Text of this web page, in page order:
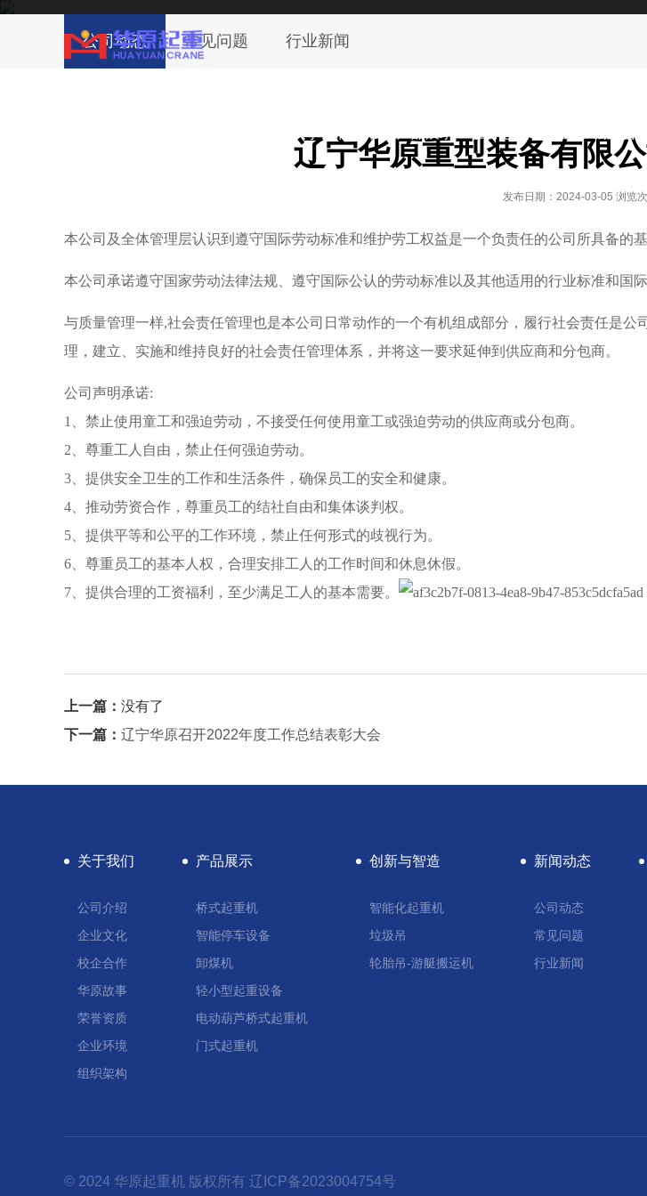
松原关于我们 松原产品展示
辽宁华原重型装备有限公司生产的产品获得国家质量监督验核总局颁发
～2000质量体系认证
公司动态 常见问题 行业新闻
辽宁华原重型装备有限
发布日期：2024-03-05 浏览
本公司及全体管理层认识到遵守国际劳动标准和维护劳工权益是一个负责任的公司所具备的
本公司承诺遵守国家劳动法律法规、遵守国际公认的劳动标准以及其他适用的行业标准和国
与质量管理一样,社会责任管理也是本公司日常动作的一个有机组成部分，履行社会责任是
理，建立、实施和维持良好的社会责任管理体系，并将这一要求延伸到供应商和分包商。
公司声明承诺:
1、禁止使用童工和强迫劳动，不接受任何使用童工或强迫劳动的供应商或分包商。
2、尊重工人自由，禁止任何强迫劳动。
3、提供安全卫生的工作和生活条件，确保员工的安全和健康。
4、推动劳资合作，尊重员工的结社自由和集体谈判权。
5、提供平等和公平的工作环境，禁止任何形式的歧视行为。
6、尊重员工的基本人权，合理安排工人的工作时间和休息休假。
7、提供合理的工资福利，至少满足工人的基本需要。
上一篇： 没有了
下一篇： 辽宁华原召开2022年度工作总结表彰大会
关于我们
公司介绍
企业文化
校企合作
华原故事
荣誉资质
企业环境
组织架构
产品展示
桥式起重机
智能停车设备
卸煤机
轻小型起重设备
电动葫芦桥式起重机
门式起重机
创新与智造
智能化起重机
垃圾吊
轮胎吊-游艇搬运机
新闻动态
公司动态
常见问题
行业新闻
© 2024 华原起重机 版权所有 辽ICP备2023004754号